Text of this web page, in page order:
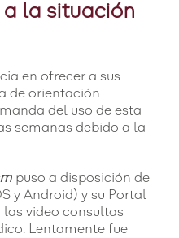
la situación
en ofrecer a sus
de orientación
del uso de esta
semanas debido a la
puso a disposición de
y Android) y su Portal
video consultas
Lentamente fue